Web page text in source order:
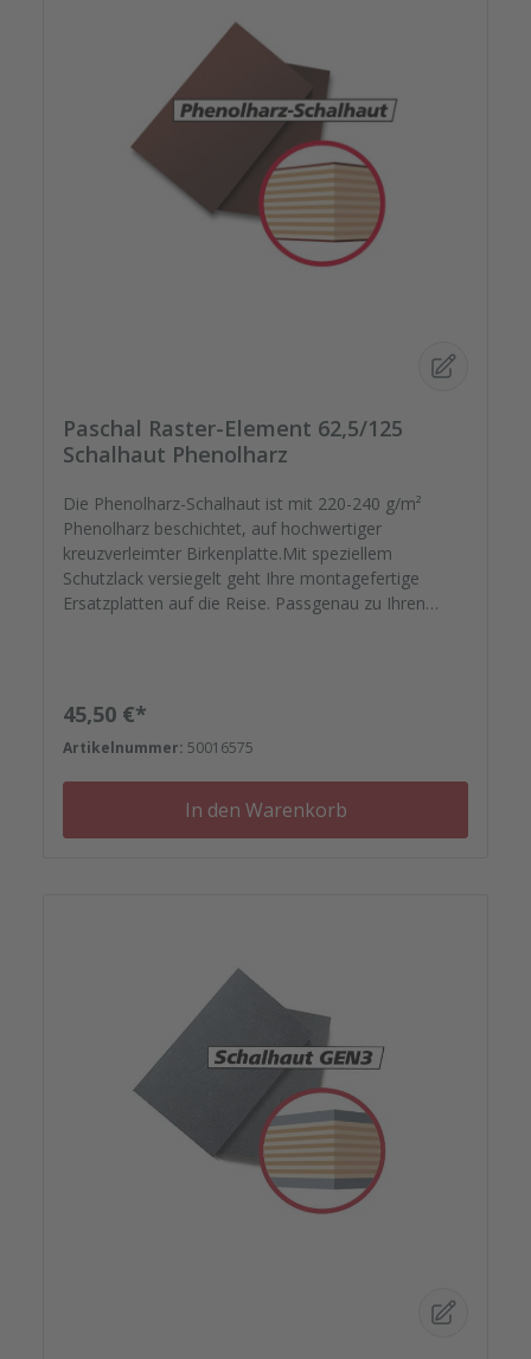
Paschal Raster-Element 62,5/125
Schalhaut Phenolharz
Die Phenolharz-Schalhaut ist mit 220-240 g/m²
Phenolharz beschichtet, auf hochwertiger
kreuzverleimter Birkenplatte.Mit speziellem
Schutzlack versiegelt geht Ihre montagefertige
Ersatzplatten auf die Reise. Passgenau zu Ihren
Nieten, Schrauben, Kunststoffeinsätzen bis zu
Reparaturplättchen.
Regulärer Preis:
45,50 €*
Artikelnummer: 50016575
In den Warenkorb